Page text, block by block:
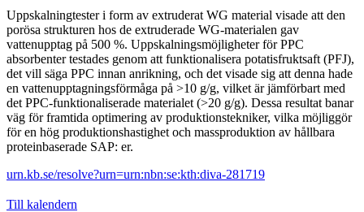
Uppskalningtester i form av extruderat WG material visade att den
porösa strukturen hos de extruderade WG-materialen gav
vattenupptag på 500 %. Uppskalningsmöjligheter för PPC
absorbenter testades genom att funktionalisera potatisfruktsaft (PFJ),
det vill säga PPC innan anrikning, och det visade sig att denna hade
en vattenupptagningsförmåga på >10 g/g, vilket är jämförbart med
det PPC-funktionaliserade materialet (>20 g/g). Dessa resultat banar
väg för framtida optimering av produktionstekniker, vilka möjliggör
för en hög produktionshastighet och massproduktion av hållbara
proteinbaserade SAP: er.
urn.kb.se/resolve?urn=urn:nbn:se:kth:diva-281719
Till kalendern